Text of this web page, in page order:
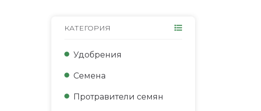
КАТЕГОРИЯ
Удобрения
Семена
Протравители семян